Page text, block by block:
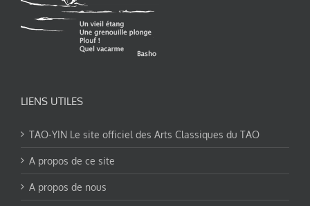
LIENS UTILES
TAO-YIN Le site officiel des Arts Classiques du TAO
A propos de ce site
A propos de nous